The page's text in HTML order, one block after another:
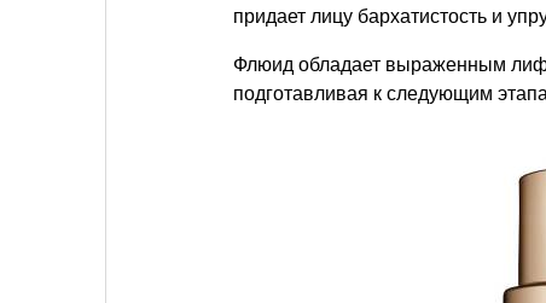
придает лицу бархатистость и
Флюид обладает выраженным
подготавливая к следующим